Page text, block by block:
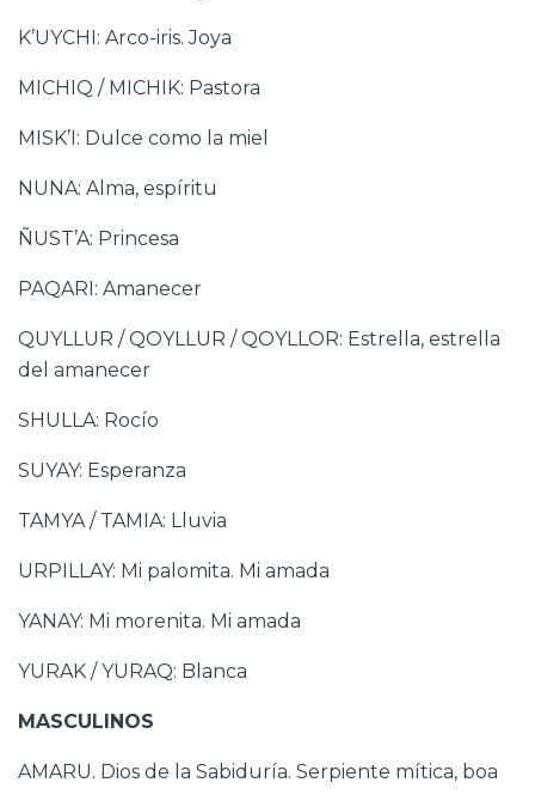
K’UYCHI: Arco-iris. Joya
MICHIQ / MICHIK: Pastora
MISK’I: Dulce como la miel
NUNA: Alma, espíritu
ÑUST’A: Princesa
PAQARI: Amanecer
QUYLLUR / QOYLLUR / QOYLLOR: Estrella, estrella
del amanecer
SHULLA: Rocío
SUYAY: Esperanza
TAMYA / TAMIA: Lluvia
URPILLAY: Mi palomita. Mi amada
YANAY: Mi morenita. Mi amada
YURAK / YURAQ: Blanca
MASCULINOS
AMARU. Dios de la Sabiduría. Serpiente mítica, boa